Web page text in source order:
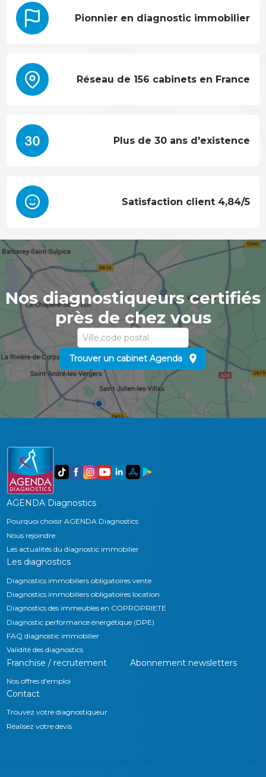
Pionnier en diagnostic immobilier
Réseau de 156 cabinets en France
Plus de 30 ans d'existence
Satisfaction client 4,84/5
Nos diagnostiqueurs certifiés
près de chez vous
Trouver un cabinet Agenda
AGENDA Diagnostics
Pourquoi choisir AGENDA Diagnostics
Nous rejoindre
Les actualités du diagnostic immobilier
Les diagnostics
Diagnostics immobiliers obligatoires vente
Diagnostics immobiliers obligatoires location
Diagnostics des immeubles en COPROPRIETE
Diagnostic performance énergétique (DPE)
FAQ diagnostic immobilier
Validité des diagnostics
Franchise / recrutement
Nos offres d'emploi
Abonnement newsletters
Contact
Trouvez votre diagnostiqueur
Réalisez votre devis